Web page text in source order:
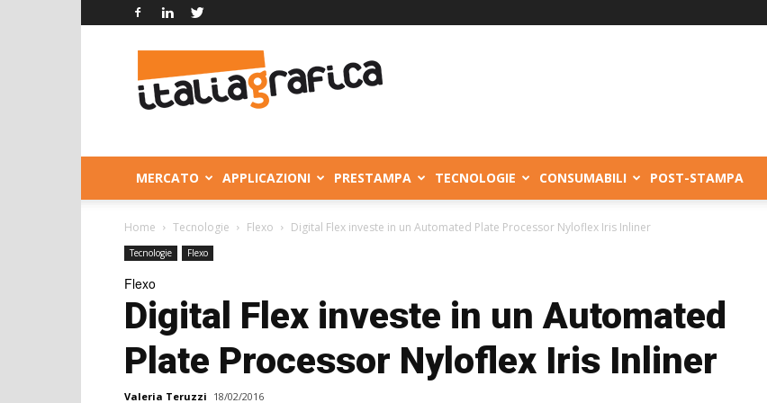
Grafica
MERCATO APPLICAZIONI PRESTAMPA TECNOLOGIE CONSUMABILI POST-STAMPA
Home Tecnologie Flexo Digital Flex investe in un Automated Plate Processor Nyloflex Iris Inliner
Tecnologie Flexo
Flexo
Digital Flex investe in un Automated
Plate Processor Nyloflex Iris Inliner
Valeria Teruzzi 18/02/2016